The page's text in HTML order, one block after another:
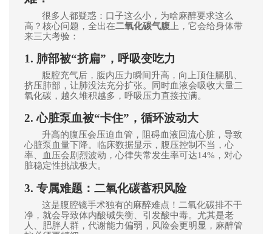
很多人都疑惑：口子这么小，为啥麻醉要求这么
高？核心问题，全出在二氧化碳气腹 上，它会给身体带
来三大考验：
1. 肺部被“挤扁”，呼吸变吃力
腹腔充气后，腹内压力瞬间升高，向上顶住膈肌、
挤压肺部，让肺没法充分扩张。同时血液会吸收大量二
氧化碳，越久堆积越多，呼吸压力直接拉满。
2. 心脏泵血被“卡住”，循环波动大
升高的腹压会压迫血管，阻碍血液回流心脏，导致
心脏泵血量下降。临床数据显示，腹压控制不当，心
率、血压会剧烈波动，心律失常发生率可达14%，对心
脏稳定性挑战极大。
3. 专属难题：二氧化碳蓄积风险
这是腹腔镜手术独有的麻醉难点！二氧化碳排不干
净，就会导致体内酸碱失衡、引发酸中毒。尤其是老
人、肥胖人群，代谢能力偏弱，风险会更明显，麻醉管